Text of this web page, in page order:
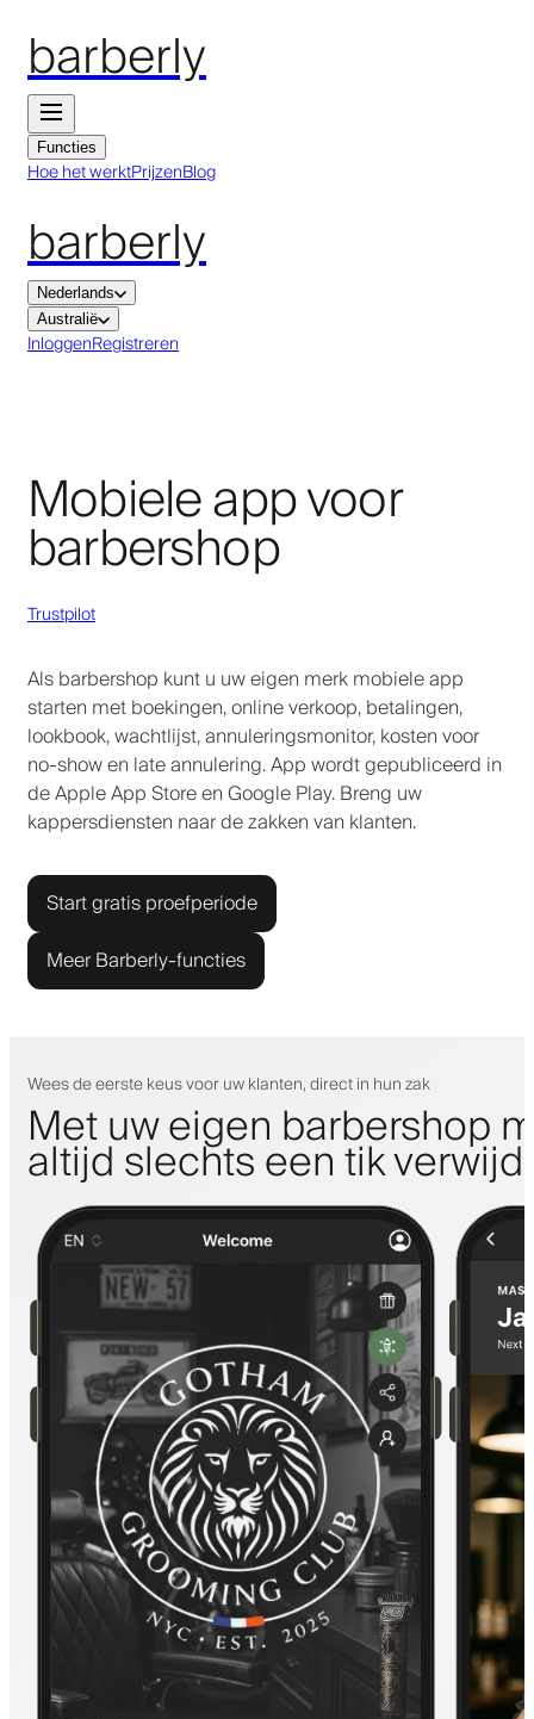
barberly
Functies
Hoe het werktPrijzenBlog
barberly
Nederlands
Australië
InloggenRegistreren
Mobiele app voor
barbershop
Trustpilot
Als barbershop kunt u uw eigen merk mobiele app
starten met boekingen, online verkoop, betalingen,
lookbook, wachtlijst, annuleringsmonitor, kosten voor
no-show en late annulering. App wordt gepubliceerd in
de Apple App Store en Google Play. Breng uw
kappersdiensten naar de zakken van klanten.
Start gratis proefperiode
Meer Barberly-functies
Wees de eerste keus voor uw klanten, direct in hun zak
Met uw eigen barbershop
altijd slechts een tik